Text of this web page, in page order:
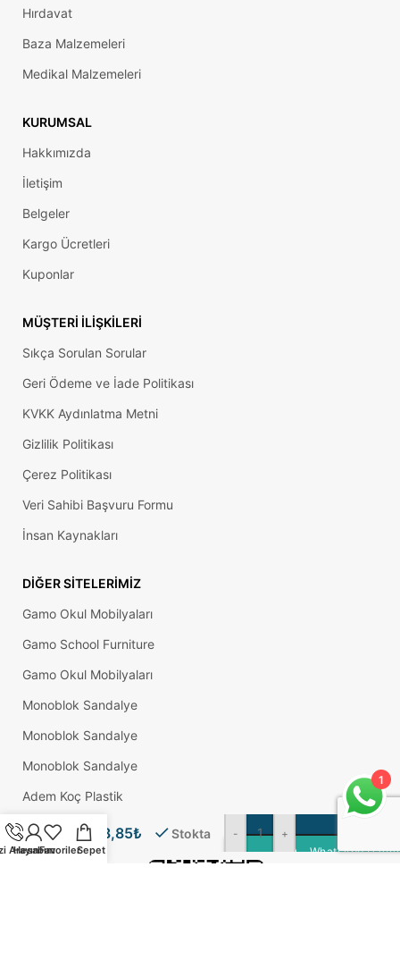
Hırdavat
Baza Malzemeleri
Medikal Malzemeleri
KURUMSAL
Hakkımızda
İletişim
Belgeler
Kargo Ücretleri
Kuponlar
MÜŞTERI İLIŞKILERI
Sıkça Sorulan Sorular
Geri Ödeme ve İade Politikası
KVKK Aydınlatma Metni
Gizlilik Politikası
Çerez Politikası
Veri Sahibi Başvuru Formu
İnsan Kaynakları
DIĞER SITELERIMIZ
Gamo Okul Mobilyaları
Gamo School Furniture
Gamo Okul Mobilyaları
Monoblok Sandalye
Monoblok Sandalye
Monoblok Sandalye
Adem Koç Plastik
Okul Sırası
Arayın
HesabımFavorilerSepet
8 Cm
Gizem
Ayak
Krom
18,85₺ Stokta - +
WhatsApp
1